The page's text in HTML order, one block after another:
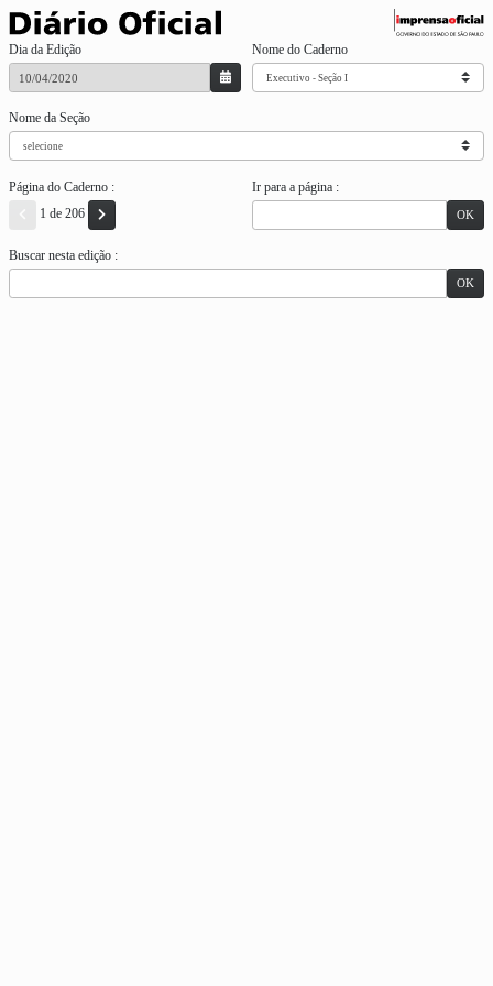
Dia da Edição Nome do Caderno
Nome da Seção
Página do Caderno :
1 de 206
Ir para a página :
OK
Buscar nesta edição :
OK